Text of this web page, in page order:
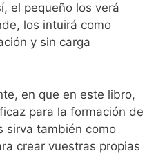
el pequeño los verá
los intuirá como
y sin carga
en que en este libro,
para la formación de
sirva también como
crear vuestras propias